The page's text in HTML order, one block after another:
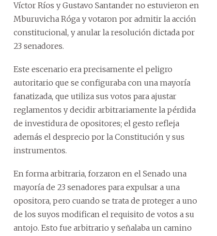
Víctor Ríos y Gustavo Santander no estuvieron en
Mburuvicha Róga y votaron por admitir la acción
constitucional, y anular la resolución dictada por
23 senadores.
Este escenario era precisamente el peligro
autoritario que se configuraba con una mayoría
fanatizada, que utiliza sus votos para ajustar
reglamentos y decidir arbitrariamente la pérdida
de investidura de opositores; el gesto refleja
además el desprecio por la Constitución y sus
instrumentos.
En forma arbitraria, forzaron en el Senado una
mayoría de 23 senadores para expulsar a una
opositora, pero cuando se trata de proteger a uno
de los suyos modifican el requisito de votos a su
antojo. Esto fue arbitrario y señalaba un camino